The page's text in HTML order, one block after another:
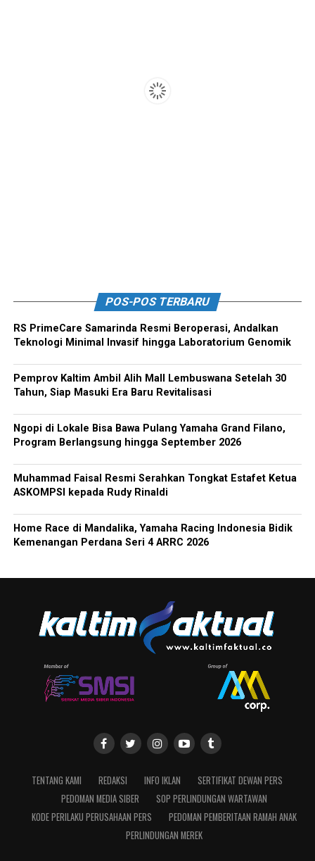
POS-POS TERBARU
RS PrimeCare Samarinda Resmi Beroperasi, Andalkan
Teknologi Minimal Invasif hingga Laboratorium Genomik
Pemprov Kaltim Ambil Alih Mall Lembuswana Setelah 30
Tahun, Siap Masuki Era Baru Revitalisasi
Ngopi di Lokale Bisa Bawa Pulang Yamaha Grand Filano,
Program Berlangsung hingga September 2026
Muhammad Faisal Resmi Serahkan Tongkat Estafet Ketua
ASKOMPSI kepada Rudy Rinaldi
Home Race di Mandalika, Yamaha Racing Indonesia Bidik
Kemenangan Perdana Seri 4 ARRC 2026
TENTANG KAMI REDAKSI INFO IKLAN
SERTIFIKAT DEWAN PERS
PEDOMAN MEDIA SIBER
SOP PERLINDUNGAN WARTAWAN
KODE PERILAKU PERUSAHAAN PERS
PEDOMAN PEMBERITAAN RAMAH ANAK
PERLINDUNGAN MEREK